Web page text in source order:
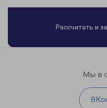
Рассчитать и
Мы в